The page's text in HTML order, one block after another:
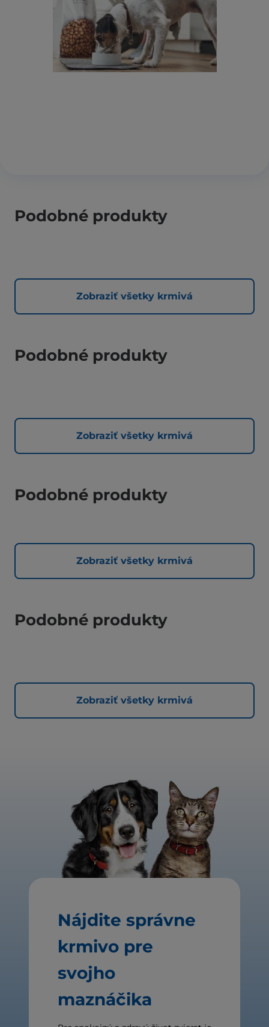
Podobné produkty
Zobraziť všetky krmivá
Podobné produkty
Zobraziť všetky krmivá
Podobné produkty
Zobraziť všetky krmivá
Podobné produkty
Zobraziť všetky krmivá
Nájdite správne
krmivo pre
svojho
maznáčika